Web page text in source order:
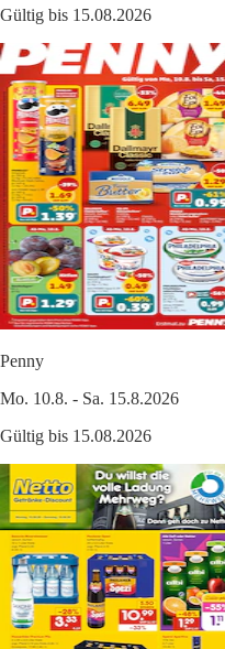
Gültig bis 15.08.2026
Penny
Mo. 10.8. - Sa. 15.8.2026
Gültig bis 15.08.2026